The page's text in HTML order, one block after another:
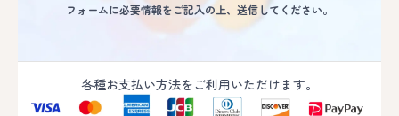
フォームに必要情報をご記入の上、送信してください。
各種お支払い方法をご利用いただけます。